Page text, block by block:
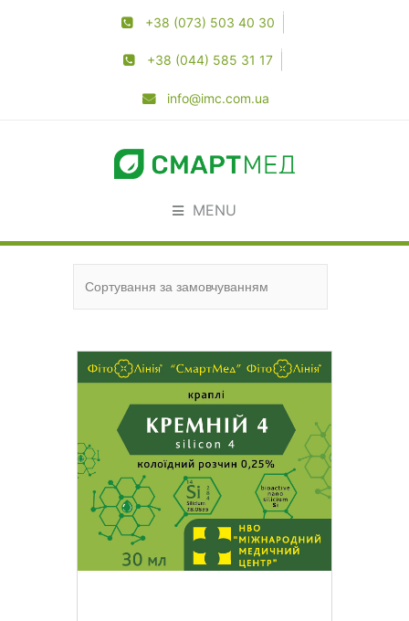
+38 (073) 503 40 30
+38 (044) 585 31 17
info@imc.com.ua
MENU